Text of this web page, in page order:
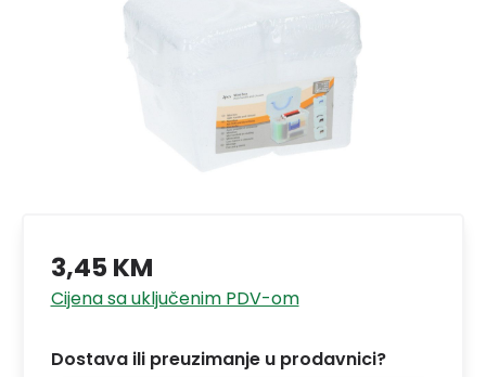
3,45 KM
Cijena sa uključenim PDV-om
Dostava ili preuzimanje u prodavnici?